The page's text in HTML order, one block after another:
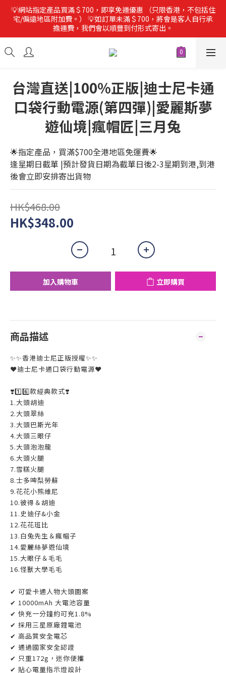
💡網站指定產品買滿＄700，即享免運優惠 （只限香港，不包括住
宅/偏遠地區附加費。） 💡如訂單未滿＄700，將會是客人自行承
擔運費，我們會以順豐到付形式寄出。
台灣直送|100%正版|迪士尼卡通
口袋行動電源(第四彈)|愛麗斯夢
遊仙境|瘋帽匠|三月兔
🌟指定產品，買滿$700全港地區免運費🌟
逢星期日截單 |預計發貨日期為截單日後2-3星期到港,到港
後會立即安排寄出貨物
HK$468.00
HK$348.00
加入購物車 立即購買
商品描述
✨✨香港迪士尼正版授權✨✨
❤️迪士尼卡通口袋行動電源❤️
❣️1️⃣6️⃣款經典款式❣️
1.大頭胡迪
2.大頭翠絲
3.大頭巴斯光年
4.大頭三眼仔
5.大頭泡泡龍
6.大頭火腿
7.雪糕火腿
8.士多啤梨勞蘇
9.花花小熊維尼
10.彼得＆胡迪
11.史迪仔&小金
12.花花班比
13.白兔先生＆瘋帽子
14.愛麗絲夢遊仙境
15.大眼仔＆毛毛
16.怪獸大學毛毛
✔ 可愛卡通人物大頭圖案
✔ 10000mAh 大電池容量
✔ 快充一分鐘約可充1.8%
✔ 採用三星原廠鋰電池
✔ 高品質安全電芯
✔ 通過國家安全認證
✔ 只重172g，迷你便攜
✔ 貼心電量指示燈設計